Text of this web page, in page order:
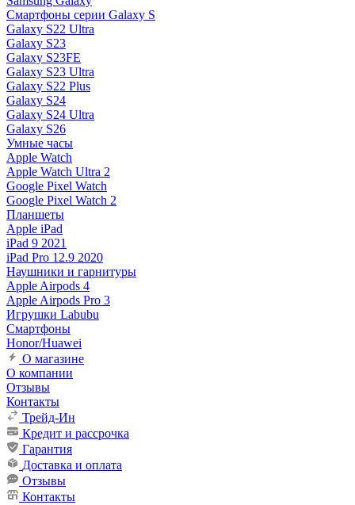
Смартфоны серии Galaxy S
Galaxy S22 Ultra
Galaxy S23
Galaxy S23FE
Galaxy S23 Ultra
Galaxy S22 Plus
Galaxy S24
Galaxy S24 Ultra
Galaxy S26
Умные часы
Apple Watch
Apple Watch Ultra 2
Google Pixel Watch
Google Pixel Watch 2
Планшеты
Apple iPad
iPad 9 2021
iPad Pro 12.9 2020
Наушники и гарнитуры
Apple Airpods 4
Apple Airpods Pro 3
Игрушки Labubu
Смартфоны
Honor/Huawei
О магазине
О компании
Отзывы
Контакты
Трейд-Ин
Кредит и рассрочка
Гарантия
Доставка и оплата
Отзывы
Контакты